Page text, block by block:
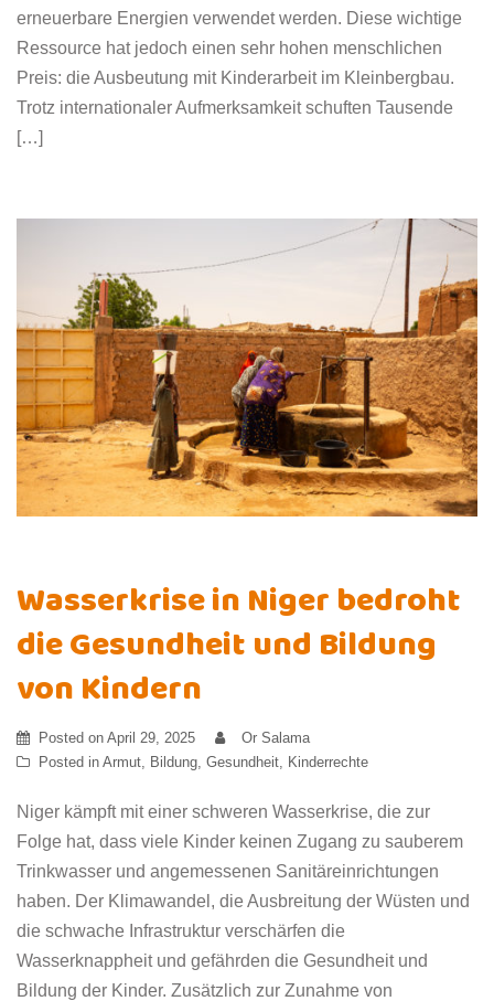
erneuerbare Energien verwendet werden. Diese wichtige
Ressource hat jedoch einen sehr hohen menschlichen
Preis: die Ausbeutung mit Kinderarbeit im Kleinbergbau.
Trotz internationaler Aufmerksamkeit schuften Tausende
[…]
Wasserkrise in Niger bedroht
die Gesundheit und Bildung
von Kindern
Posted on April 29, 2025
Or Salama
Posted in Armut, Bildung, Gesundheit, Kinderrechte
Niger kämpft mit einer schweren Wasserkrise, die zur
Folge hat, dass viele Kinder keinen Zugang zu sauberem
Trinkwasser und angemessenen Sanitäreinrichtungen
haben. Der Klimawandel, die Ausbreitung der Wüsten und
die schwache Infrastruktur verschärfen die
Wasserknappheit und gefährden die Gesundheit und
Bildung der Kinder. Zusätzlich zur Zunahme von